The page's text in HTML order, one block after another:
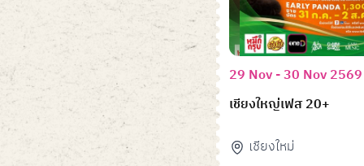
29 Nov - 30 Nov 2569
เชียงใหญ่เฟส 20+
เชียงใหม่